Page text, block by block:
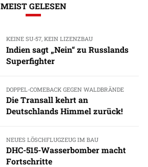
MEIST GELESEN
KEINE SU-57, KEIN LIZENZBAU
Indien sagt „Nein“ zu Russlands
Superfighter
DOPPEL-COMEBACK GEGEN WALDBRÄNDE
Die Transall kehrt an
Deutschlands Himmel zurück!
NEUES LÖSCHFLUGZEUG IM BAU
DHC-515-Wasserbomber macht
Fortschritte